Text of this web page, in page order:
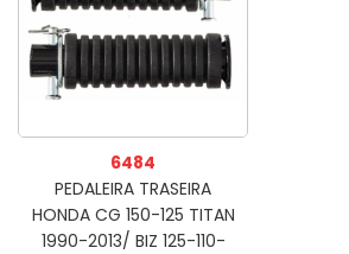
6484
PEDALEIRA TRASEIRA
HONDA CG 150-125 TITAN
1990-2013/ BIZ 125-110-